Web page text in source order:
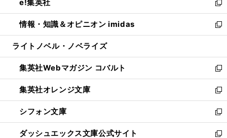
く
で
開
く
ド
ウ
で
開
ィ
ン
ド
ウ
開
く
い
ウ
ィ
ン
ウ
で
開
く
e!集英社
新
し
い
ウ
ン
ド
ウ
で
開
く
情報・知識＆オピニオン imidas
新
し
ウ
ィ
ン
ド
ウ
で
開
く
ライトノベル・ノベライズ
集英社Webマガジン コバルト
新
し
い
ウ
ィ
ン
ド
集英社オレンジ文庫
新
し
い
ウ
ィ
シフォン文庫
新
し
い
ダッシュエックス文庫公式サイト
新